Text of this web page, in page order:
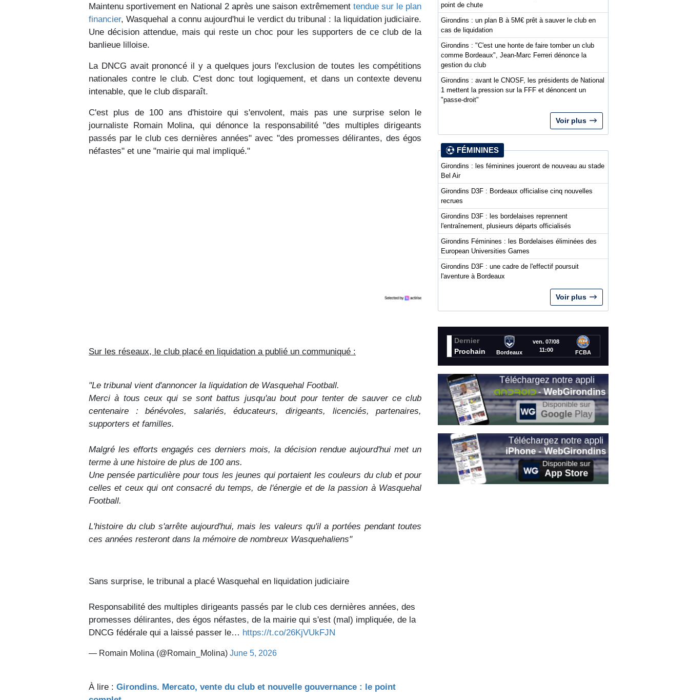
Maintenu sportivement en National 2 après une saison extrêmement tendue sur le plan
financier, Wasquehal a connu aujourd'hui le verdict du tribunal : la liquidation judiciaire.
Une décision attendue, mais qui reste un choc pour les supporters de ce club de la
banlieue lilloise.
La DNCG avait prononcé il y a quelques jours l'exclusion de toutes les compétitions
nationales contre le club. C'est donc tout logiquement, et dans un contexte devenu
intenable, que le club disparaît.
C'est plus de 100 ans d'histoire qui s'envolent, mais pas une surprise selon le
journaliste Romain Molina, qui dénonce la responsabilité "des multiples dirigeants
passés par le club ces dernières années" avec "des promesses délirantes, des égos
néfastes" et une "mairie qui mal impliqué."
Sur les réseaux, le club placé en liquidation a publié un communiqué :
"Le tribunal vient d'annoncer la liquidation de Wasquehal Football.
Merci à tous ceux qui se sont battus jusqu'au bout pour tenter de sauver ce club
centenaire : bénévoles, salariés, éducateurs, dirigeants, licenciés, partenaires,
supporters et familles.
Malgré les efforts engagés ces derniers mois, la décision rendue aujourd'hui met un
terme à une histoire de plus de 100 ans.
Une pensée particulière pour tous les jeunes qui portaient les couleurs du club et pour
celles et ceux qui ont consacré du temps, de l'énergie et de la passion à Wasquehal
Football.
L'histoire du club s'arrête aujourd'hui, mais les valeurs qu'il a portées pendant toutes
ces années resteront dans la mémoire de nombreux Wasquehaliens"
Sans surprise, le tribunal a placé Wasquehal en liquidation judiciaire
Responsabilité des multiples dirigeants passés par le club ces dernières années, des
promesses délirantes, des égos néfastes, de la mairie qui s'est (mal) impliquée, de la
DNCG fédérale qui a laissé passer le… https://t.co/26KjVUkFJN
— Romain Molina (@Romain_Molina) June 5, 2026
À lire : Girondins. Mercato, vente du club et nouvelle gouvernance : le point
point de chute
Girondins : un plan B à 5M€ prêt à sauver le club en
cas de liquidation
Girondins : "C'est une honte de faire tomber un club
comme Bordeaux", Jean-Marc Ferreri dénonce la
gestion du club
Girondins : avant le CNOSF, les présidents de National
1 mettent la pression sur la FFF et dénoncent un
"passe-droit"
Voir plus
FÉMININES
Girondins : les féminines joueront de nouveau au stade
Bel Air
Girondins D3F : Bordeaux officialise cinq nouvelles
recrues
Girondins D3F : les bordelaises reprennent
l'entraînement, plusieurs départs officialisés
Girondins Féminines : les Bordelaises éliminées des
European Universities Games
Girondins D3F : une cadre de l'effectif poursuit
l'aventure à Bordeaux
Voir plus
Dernier
Prochain
Bordeaux
ven. 07/08
11:00
FCBA